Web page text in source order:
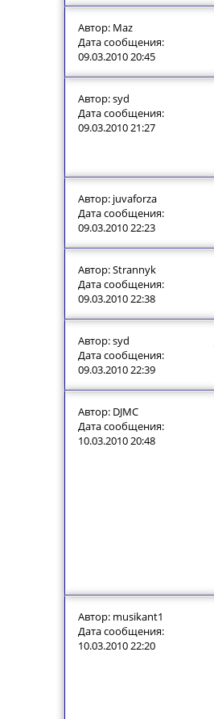
Автор: Maz
Дата сообщения:
09.03.2010 20:45
Автор: syd
Дата сообщения:
09.03.2010 21:27
Автор: juvaforza
Дата сообщения:
09.03.2010 22:23
Автор: Strannyk
Дата сообщения:
09.03.2010 22:38
Автор: syd
Дата сообщения:
09.03.2010 22:39
Автор: DJMC
Дата сообщения:
10.03.2010 20:48
Автор: musikant1
Дата сообщения:
10.03.2010 22:20